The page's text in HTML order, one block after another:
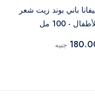
باني بوند زيت شعر
- 100 مل
جنيه